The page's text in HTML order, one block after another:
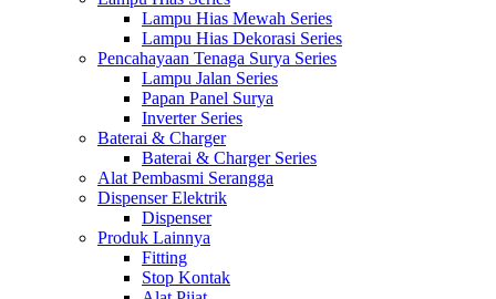
Lampu Hias Mewah Series
Lampu Hias Dekorasi Series
Pencahayaan Tenaga Surya Series
Lampu Jalan Series
Papan Panel Surya
Inverter Series
Baterai & Charger
Baterai & Charger Series
Alat Pembasmi Serangga
Dispenser Elektrik
Dispenser
Produk Lainnya
Fitting
Stop Kontak